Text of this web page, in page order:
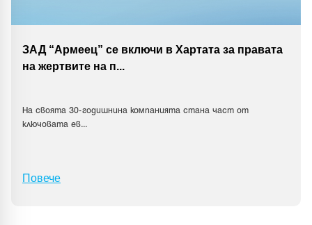
ЗАД “Армеец” се включи в Хартата за правата
на жертвите на п...
На своята 30-годишнина компанията стана част от
ключовата ев...
Повече